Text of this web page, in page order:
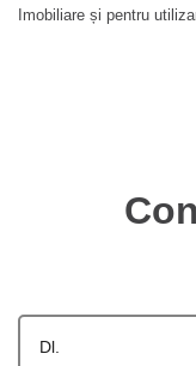
Imobiliare și pentru
Dl.